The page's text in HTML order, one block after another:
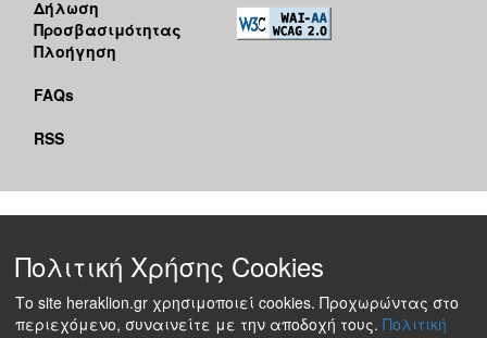
Δήλωση
Προσβασιμότητας
Πλοήγηση
FAQs
RSS
Πολιτική Χρήσης Cookies
Το site heraklion.gr χρησιμοποιεί cookies. Προχωρώντας στο
περιεχόμενο, συναινείτε με την αποδοχή τους. Πολιτική